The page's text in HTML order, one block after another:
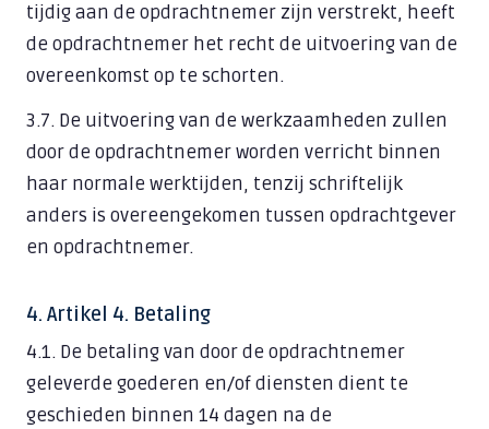
tijdig aan de opdrachtnemer zijn verstrekt, heeft
de opdrachtnemer het recht de uitvoering van de
overeenkomst op te schorten.
3.7. De uitvoering van de werkzaamheden zullen
door de opdrachtnemer worden verricht binnen
haar normale werktijden, tenzij schriftelijk
anders is overeengekomen tussen opdrachtgever
en opdrachtnemer.
4. Artikel 4. Betaling
4.1. De betaling van door de opdrachtnemer
geleverde goederen en/of diensten dient te
geschieden binnen 14 dagen na de